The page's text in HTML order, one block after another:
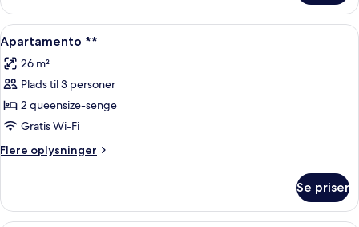
Superior
Indlæs
alle
billeder
af
Apartamento
**
Et hotelværelse med seng,
9
Apartamento **
26 m²
Plads til 3 personer
2 queensize-senge
Gratis Wi-Fi
Flere oplysninger
Flere
**
Se priser